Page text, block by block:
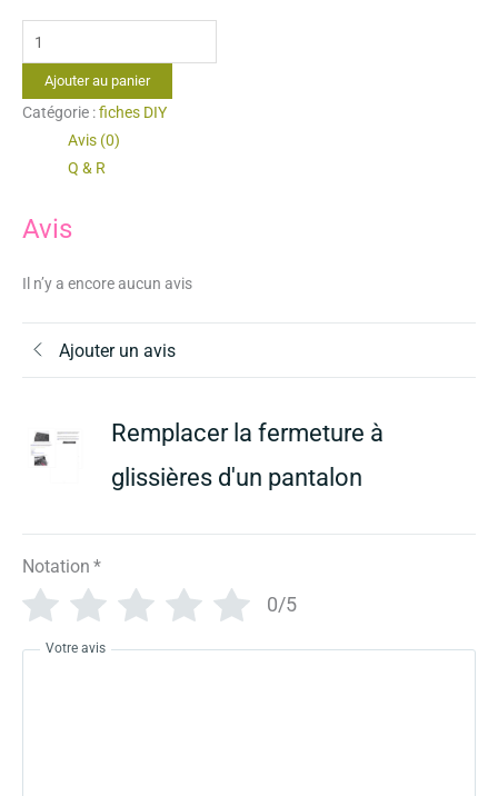
quantité
de
Remplacer
la
fermeture
d'un
Ajouter au panier
Catégorie :fiches DIY
Avis (0)
Q & R
Avis
Il n’y a encore aucun avis
Ajouter un avis
Remplacer la fermeture à
glissières d'un pantalon
Notation *
0/5
Votre avis